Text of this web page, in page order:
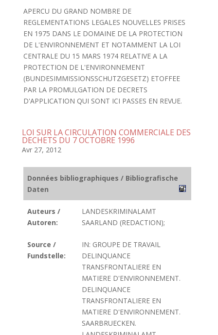
APERCU DU GRAND NOMBRE DE
REGLEMENTATIONS LEGALES NOUVELLES PRISES
EN 1975 DANS LE DOMAINE DE LA PROTECTION
DE L'ENVIRONNEMENT ET NOTAMMENT LA LOI
CENTRALE DU 15 MARS 1974 RELATIVE A LA
PROTECTION DE L'ENVIRONNEMENT
(BUNDESIMMISSIONSSCHUTZGESETZ) ETOFFEE
PAR LA PROMULGATION DE DECRETS
D'APPLICATION QUI SONT ICI PASSES EN REVUE.
LOI SUR LA CIRCULATION COMMERCIALE DES
DECHETS DU 7 OCTOBRE 1996
Avr 27, 2012
Données bibliographiques / Bibliografische
Daten
Auteurs /
Autoren:
LANDESKRIMINALAMT
SAARLAND (REDACTION);
Source /
Fundstelle:
IN: GROUPE DE TRAVAIL
DELINQUANCE
TRANSFRONTALIERE EN
MATIERE D'ENVIRONNEMENT.
DELINQUANCE
TRANSFRONTALIERE EN
MATIERE D'ENVIRONNEMENT.
SAARBRUECKEN.